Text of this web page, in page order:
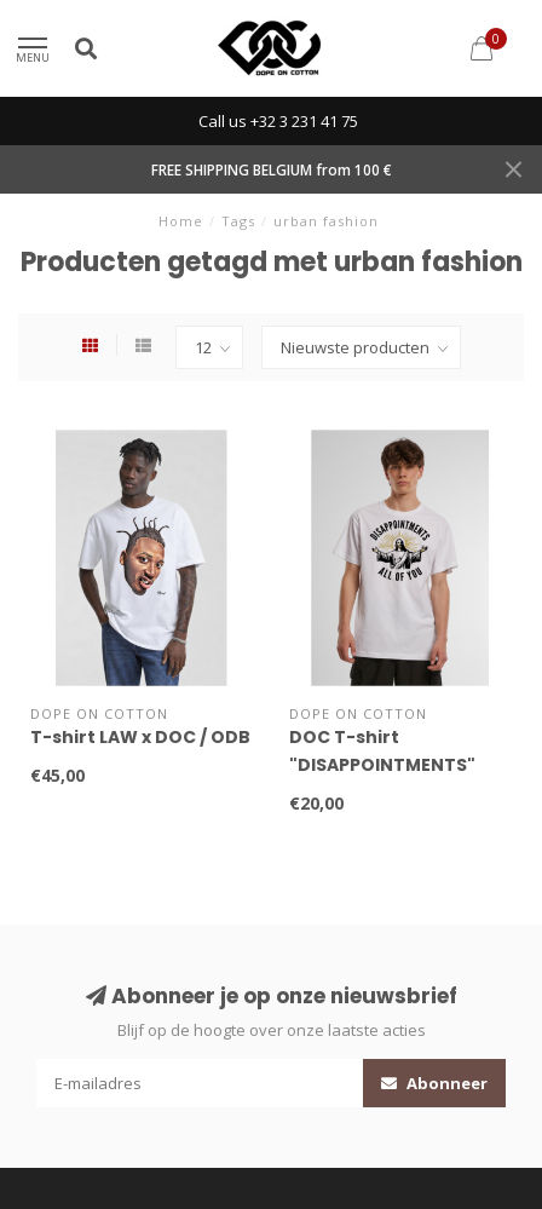
MENU
0
Call us +32 3 231 41 75
FREE SHIPPING BELGIUM from 100 €
Home / Tags / urban fashion
Producten getagd met urban fashion
DOPE ON COTTON
T-shirt LAW x DOC / ODB
€45,00
DOPE ON COTTON
DOC T-shirt
"DISAPPOINTMENTS"
€20,00
Abonneer je op onze nieuwsbrief
Blijf op de hoogte over onze laatste acties
Abonneer